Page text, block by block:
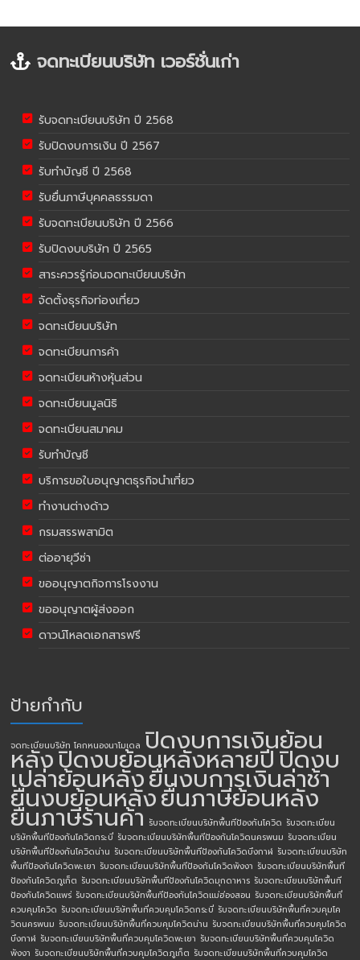
จดทะเบียนบริษัท เวอร์ชั่นเก่า
รับจดทะเบียนบริษัท ปี 2568
รับปิดงบการเงิน ปี 2567
รับทำบัญชี ปี 2568
รับยื่นภาษีบุคคลธรรมดา
รับจดทะเบียนบริษัท ปี 2566
รับปิดงบบริษัท ปี 2565
สาระควรรู้ก่อนจดทะเบียนบริษัท
จัดตั้งธุรกิจท่องเที่ยว
จดทะเบียนบริษัท
จดทะเบียนการค้า
จดทะเบียนห้างหุ้นส่วน
จดทะเบียนมูลนิธิ
จดทะเบียนสมาคม
รับทำบัญชี
บริการขอใบอนุญาตธุรกิจนำเที่ยว
ทำงานต่างด้าว
กรมสรรพสามิต
ต่ออายุวีซ่า
ขออนุญาตกิจการโรงงาน
ขออนุญาตผู้ส่งออก
ดาวน์โหลดเอกสารฟรี
ป้ายกำกับ
จดทะเบียนบริษัท โคกหนองนาโมเดล ปิดงบการเงินย้อน
หลังปิดงบย้อนหลังหลายปีปิดงบ
เปล่าย้อนหลังยื่นงบการเงินล่าช้า
ยื่นงบย้อนหลังยื่นภาษีย้อนหลัง
ยื่นภาษีร้านค้า รับจดทะเบียนบริษัทพื้นทีป้องกันโควิด รับจดทะเบียน
บริษัทพื้นทีป้องกันโควิดกระบี่ รับจดทะเบียนบริษัทพื้นทีป้องกันโควิดนครพนม รับจดทะเบียน
บริษัทพื้นทีป้องกันโควิดน่าน รับจดทะเบียนบริษัทพื้นทีป้องกันโควิดบึงกาฬ รับจดทะเบียนบริษัท
พื้นทีป้องกันโควิดพะเยา รับจดทะเบียนบริษัทพื้นทีป้องกันโควิดพังงา รับจดทะเบียนบริษัทพื้นที
ป้องกันโควิดภูเก็ต รับจดทะเบียนบริษัทพื้นทีป้องกันโควิดมุกดาหาร รับจดทะเบียนบริษัทพื้นที
ป้องกันโควิดแพร่ รับจดทะเบียนบริษัทพื้นทีป้องกันโควิดแม่ฮ่องสอน รับจดทะเบียนบริษัทพื้นที่
ควบคุมโควิด รับจดทะเบียนบริษัทพื้นที่ควบคุมโควิดกระบี่ รับจดทะเบียนบริษัทพื้นที่ควบคุมโค
วิดนครพนม รับจดทะเบียนบริษัทพื้นที่ควบคุมโควิดน่าน รับจดทะเบียนบริษัทพื้นที่ควบคุมโควิด
บึงกาฬ รับจดทะเบียนบริษัทพื้นที่ควบคุมโควิดพะเยา รับจดทะเบียนบริษัทพื้นที่ควบคุมโควิด
พังงา รับจดทะเบียนบริษัทพื้นที่ควบคุมโควิดภูเก็ต รับจดทะเบียนบริษัทพื้นที่ควบคุมโควิด